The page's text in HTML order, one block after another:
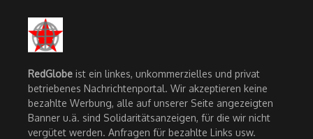
RedGlobe ist ein linkes, unkommerzielles und privat
betriebenes Nachrichtenportal. Wir akzeptieren keine
bezahlte Werbung, alle auf unserer Seite angezeigten
Banner u.ä. sind Solidaritätsanzeigen, für die wir nicht
vergütet werden. Anfragen für bezahlte Links usw.